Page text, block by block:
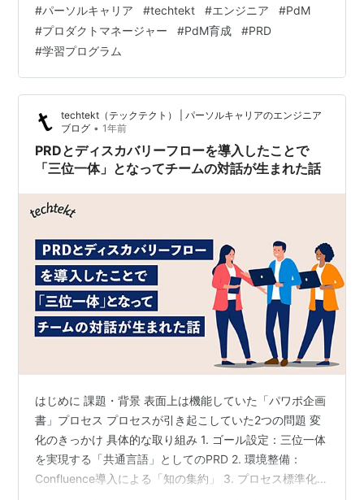
おわりに――経験面積を共に広げる仲間へ 1. はじめに
――経験面積を広げる育成計画を立ち上げた理由 ダイレ
クト・ソーシングサービス「dodaダイレクト」のプロダ
クトマネージャー（PdM）を務めている金野（かねの）
です。 「dodaダイレクト」のPdM組織は現在9…
#パーソルキャリア #techtekt #エンジニア #PdM
#プロダクトマネージャー #PdM育成 #PRD
#学習プログラム
techtekt（テックテクト） | パーソルキャリアのエンジニア
ブログ • 1年前
PRDとディスカバリーフローを導入したことで
「三位一体」となってチームの対話が生まれた話
はじめに 課題・背景 表面上は機能していた「パワポ企画
書」プロセス プロセスが引き起こしていた2つの問題 変
化のきっかけ 具体的な取り組み 1. ゴール設定：三位一体
を実現する「共通言語」としてのPRD 2. 環境整備：
Confluence導入による「知の集約」 3. プロセス標準化：